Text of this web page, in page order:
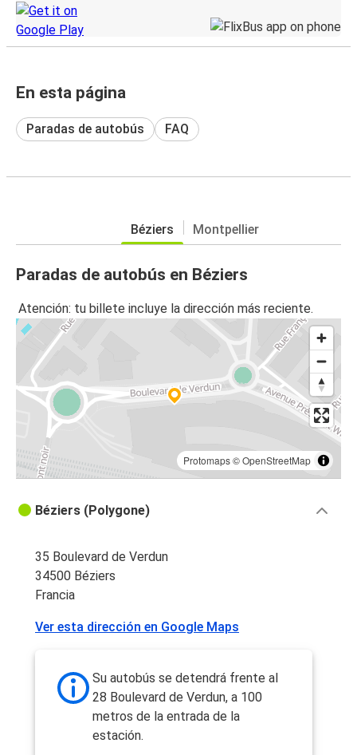
En esta página
Paradas de autobús FAQ
Béziers Montpellier
Paradas de autobús en Béziers
Atención: tu billete incluye la dirección más reciente.
Protomaps©OpenStreetMap
Béziers (Polygone)
35 Boulevard de Verdun
34500 Béziers
Francia
Ver esta dirección en Google Maps
Su autobús se detendrá frente al
28 Boulevard de Verdun, a 100
metros de la entrada de la
estación.